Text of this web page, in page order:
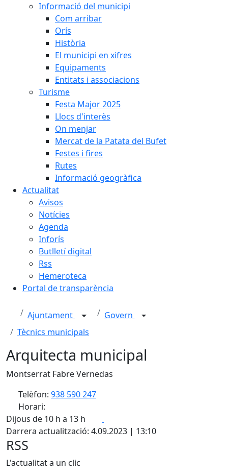
Informació del municipi
Com arribar
Orís
Història
El municipi en xifres
Equipaments
Entitats i associacions
Turisme
Festa Major 2025
Llocs d'interès
On menjar
Mercat de la Patata del Bufet
Festes i fires
Rutes
Informació geogràfica
Actualitat
Avisos
Notícies
Agenda
Inforís
Butlletí digital
Rss
Hemeroteca
Portal de transparència
Ajuntament
Govern
Tècnics municipals
Arquitecta municipal
Montserrat Fabre Vernedas
Telèfon: 938 590 247
Horari:
Dijous de 10 h a 13 h
Darrera actualització: 4.09.2023 | 13:10
RSS
L'actualitat a un clic